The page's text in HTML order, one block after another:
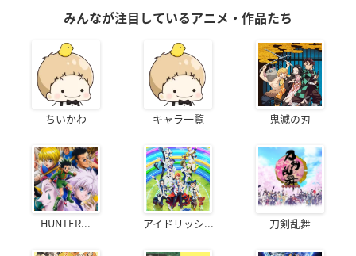
みんなが注目しているアニメ・作品たち
ちいかわ キャラ一覧 鬼滅の刃
HUNTER... アイドリッシ... 刀剣乱舞